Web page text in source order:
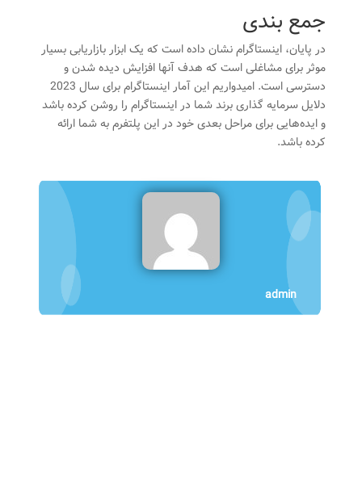
جمع بندی
در پایان، اینستاگرام نشان داده است که یک ابزار بازاریابی بسیار
موثر برای مشاغلی است که هدف آنها افزایش دیده شدن و
دسترسی است. امیدواریم این آمار اینستاگرام برای سال 2023
دلایل سرمایه گذاری برند شما در اینستاگرام را روشن کرده باشد
و ایده‌هایی برای مراحل بعدی خود در این پلتفرم به شما ارائه
کرده باشد.
admin